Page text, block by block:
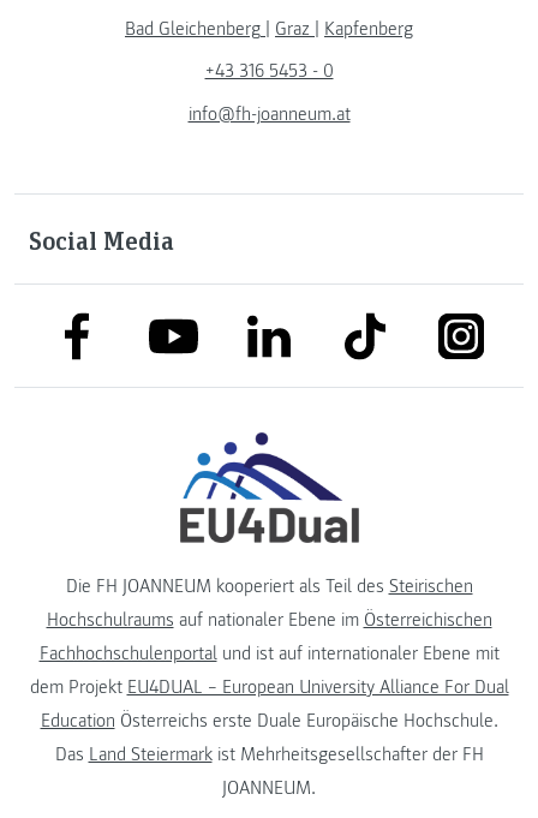
Bad Gleichenberg | Graz | Kapfenberg
+43 316 5453 - 0
info@fh-joanneum.at
Social Media
link to facebooklink to youtubelink to linkedinlink to tiktok link to
Die FH JOANNEUM kooperiert als Teil des Steirischen
Hochschulraums auf nationaler Ebene im Österreichischen
Fachhochschulenportalund ist auf internationaler Ebene mit
dem Projekt EU4DUAL – European University Alliance For Dual
Education Österreichs erste Duale Europäische Hochschule.
Das Land Steiermarkist Mehrheitsgesellschafter der FH
JOANNEUM.